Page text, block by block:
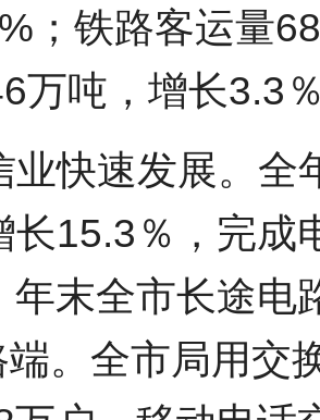
；铁路客运量
万吨，增长3.3
业快速发展。全
长15.3％，完成
年末全市长途电
。全市局用交